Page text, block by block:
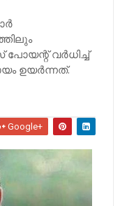
വര്‍ധിച്ച്
ഉയര്‍ന്നത്.
Google+